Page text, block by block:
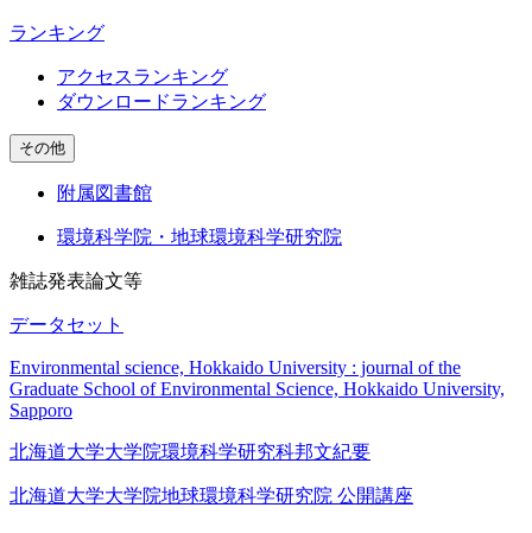
ランキング
アクセスランキング
ダウンロードランキング
その他
附属図書館
環境科学院・地球環境科学研究院
雑誌発表論文等
データセット
Environmental science, Hokkaido University : journal of the
Graduate School of Environmental Science, Hokkaido University,
Sapporo
北海道大学大学院環境科学研究科邦文紀要
北海道大学大学院地球環境科学研究院 公開講座